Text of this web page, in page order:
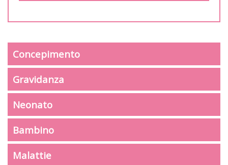
Concepimento
Gravidanza
Neonato
Bambino
Malattie